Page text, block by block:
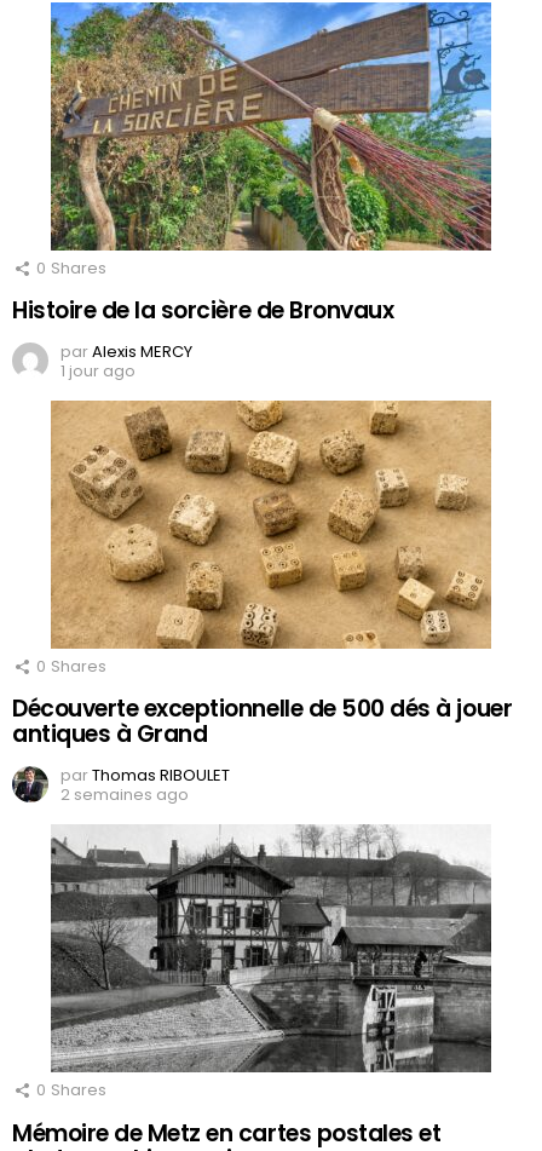
0 Shares
Histoire de la sorcière de Bronvaux
parAlexis MERCY
1 jour ago
0 Shares
Découverte exceptionnelle de 500 dés à jouer
antiques à Grand
parThomas RIBOULET
2 semaines ago
0 Shares
Mémoire de Metz en cartes postales et